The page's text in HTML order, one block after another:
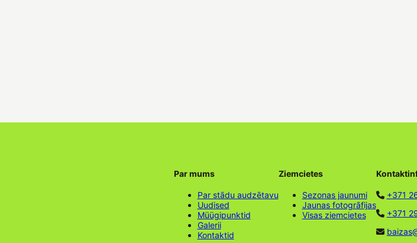
Par mums
Par stādu audzētavu
Uudised
Müügipunktid
Galerii
Kontaktid
Ziemcietes
Sezonas jaunumi
Jaunas fotogrāfijas
Visas ziemcietes
+371
+371